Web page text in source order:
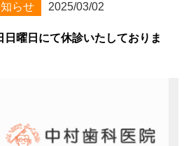
らせ 2025/03/02
日曜日にて休診いたしておりま